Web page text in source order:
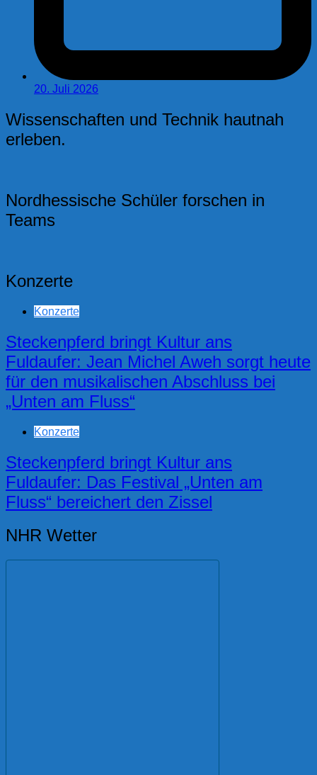
20. Juli 2026
Wissenschaften und Technik hautnah
erleben.
Nordhessische Schüler forschen in
Teams
Konzerte
Konzerte
Steckenpferd bringt Kultur ans
Fuldaufer: Jean Michel Aweh sorgt heute
für den musikalischen Abschluss bei
„Unten am Fluss“
Konzerte
Steckenpferd bringt Kultur ans
Fuldaufer: Das Festival „Unten am
Fluss“ bereichert den Zissel
NHR Wetter